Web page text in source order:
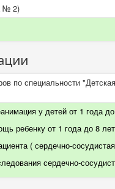
№ 2)
по специальности
у детей от 1 года
ребенку от 1 года до 8
( сердечно-
сердечно-